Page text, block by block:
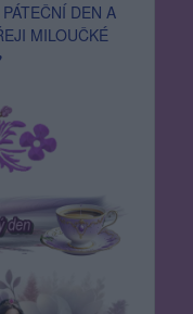
DEN A
MILOUČKÉ